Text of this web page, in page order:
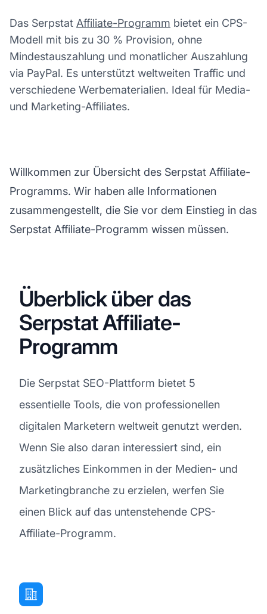
Das Serpstat Affiliate-Programm bietet ein CPS-
Modell mit bis zu 30 % Provision, ohne
Mindestauszahlung und monatlicher Auszahlung
via PayPal. Es unterstützt weltweiten Traffic und
verschiedene Werbematerialien. Ideal für Media-
und Marketing-Affiliates.
Willkommen zur Übersicht des Serpstat Affiliate-
Programms. Wir haben alle Informationen
zusammengestellt, die Sie vor dem Einstieg in das
Serpstat Affiliate-Programm wissen müssen.
Überblick über das
Serpstat Affiliate-
Programm
Die Serpstat SEO-Plattform bietet 5
essentielle Tools, die von professionellen
digitalen Marketern weltweit genutzt werden.
Wenn Sie also daran interessiert sind, ein
zusätzliches Einkommen in der Medien- und
Marketingbranche zu erzielen, werfen Sie
einen Blick auf das untenstehende CPS-
Affiliate-Programm.